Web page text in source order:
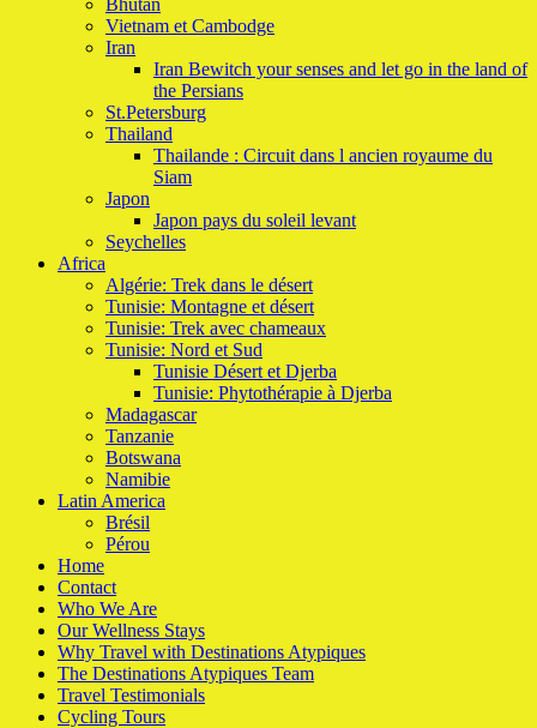
Bhutan
Vietnam et Cambodge
Iran
Iran Bewitch your senses and let go in the land of
the Persians
St.Petersburg
Thailand
Thailande : Circuit dans l ancien royaume du
Siam
Japon
Japon pays du soleil levant
Seychelles
Africa
Algérie: Trek dans le désert
Tunisie: Montagne et désert
Tunisie: Trek avec chameaux
Tunisie: Nord et Sud
Tunisie Désert et Djerba
Tunisie: Phytothérapie à Djerba
Madagascar
Tanzanie
Botswana
Namibie
Latin America
Brésil
Pérou
Home
Contact
Who We Are
Our Wellness Stays
Why Travel with Destinations Atypiques
The Destinations Atypiques Team
Travel Testimonials
Cycling Tours